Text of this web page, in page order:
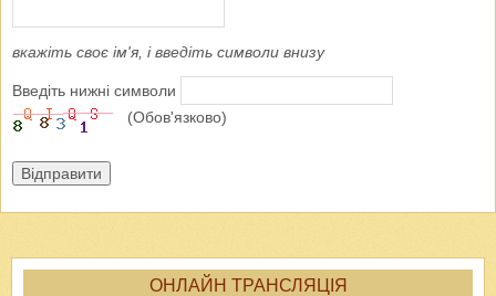
вкажіть своє ім'я, і введіть символи внизу
Введіть нижні символи
(Обов'язково)
Відправити
ОНЛАЙН ТРАНСЛЯЦІЯ